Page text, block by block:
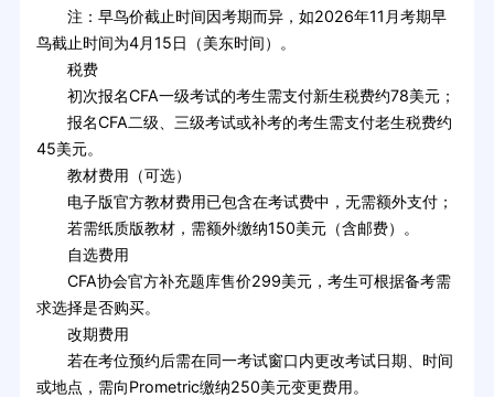
注：早鸟价截止时间因考期而异，如2026年11月考期早
鸟截止时间为4月15日（美东时间）。
税费
初次报名CFA一级考试的考生需支付新生税费约78美元；
报名CFA二级、三级考试或补考的考生需支付老生税费约
45美元。
教材费用（可选）
电子版官方教材费用已包含在考试费中，无需额外支付；
若需纸质版教材，需额外缴纳150美元（含邮费）。
自选费用
CFA协会官方补充题库售价299美元，考生可根据备考需
求选择是否购买。
改期费用
若在考位预约后需在同一考试窗口内更改考试日期、时间
或地点，需向Prometric缴纳250美元变更费用。